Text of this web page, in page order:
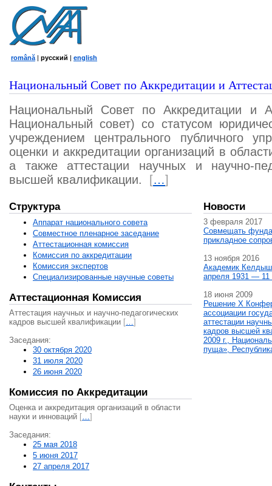
română | русский | english
Национальный Совет по Аккредитации и
Национальный Совет по Аккредитации и
Национальный совет) со статусом
учреждением центрального публичного
оценки и аккредитации организаций в
а также аттестации научных и научно-
высшей квалификации.
[…]
Структура
Аппарат национального совета
Совместное пленарное заседание
Аттестационная комисcия
Комиссия по аккредитации
Комиссия экспертов
Специализированные научные советы
Аттестационная Комиссия
Аттестация научных и научно-педагогических
кадров высшей квалификации […]
Заседания:
30 октября 2020
31 июля 2020
26 июня 2020
Комиссия по Аккредитации
Оценка и аккредитация организаций в области
науки и инноваций […]
Заседания:
25 мая 2018
5 июня 2017
27 апреля 2017
Новости
3 февраля 2017
Совмещать
прикладное
13 ноября 2016
Академик
апреля 1931 — 11
18 июня 2009
Решение X
ассоциации
аттестации
кадров высшей
2009 г.,
пуща»,